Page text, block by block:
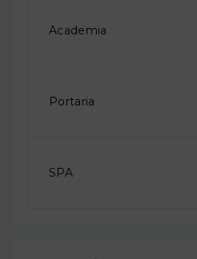
Academia
Portaria
SPA